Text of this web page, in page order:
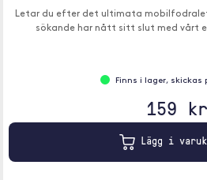
Letar du efter det ultimata
sökande har nått sitt slut med vårt
Finns i lager, skickas
159 kr
Lägg i